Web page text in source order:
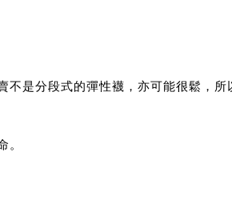
是分段式的彈性襪，亦可能很鬆，所
。